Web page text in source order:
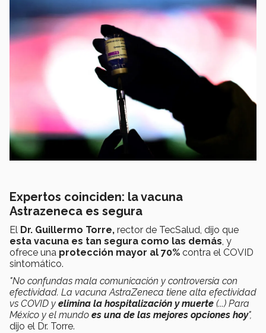
Expertos coinciden: la vacuna
Astrazeneca es segura
El Dr. Guillermo Torre, rector de TecSalud, dijo que
esta vacuna es tan segura como las demás, y
ofrece una protección mayor al 70% contra el COVID
sintomático.
"No confundas mala comunicación y controversia con
efectividad. La vacuna AstraZeneca tiene alta efectividad
vs COVID y elimina la hospitalización y muerte (...) Para
México y el mundo es una de las mejores opciones hoy",
dijo el Dr. Torre.